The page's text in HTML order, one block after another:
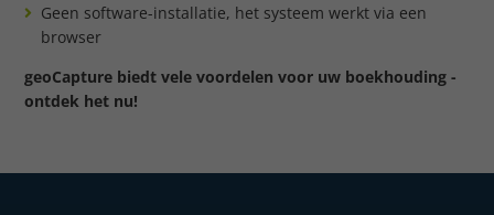
Geen software-installatie, het systeem werkt via een
browser
geoCapture biedt vele voordelen voor uw boekhouding -
ontdek het nu!